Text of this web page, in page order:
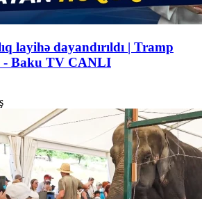
layihə dayandırıldı | Tramp
- Baku TV CANLI